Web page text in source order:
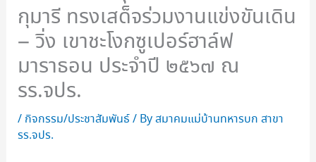
กุมารี ทรงเสด็จร่วมงานแข่งขันเดิน
– วิ่ง เขาชะโงกซูเปอร์ฮาล์ฟ
มาราธอน ประจำปี ๒๕๖๗ ณ
รร.จปร.
/ กิจกรรม/ประชาสัมพันธ์/ Byสมาคมแม่บ้านทหารบก สาขา
รร.จปร.